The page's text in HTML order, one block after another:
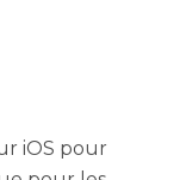
iOS pour